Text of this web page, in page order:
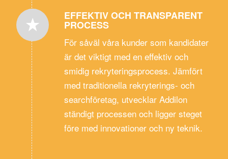
EFFEKTIV OCH TRANSPARENT
PROCESS
För såväl våra kunder som kandidater
är det viktigt med en effektiv och
smidig rekryteringsprocess. Jämfört
med traditionella rekryterings- och
searchföretag, utvecklar Addilon
ständigt processen och ligger steget
före med innovationer och ny teknik.